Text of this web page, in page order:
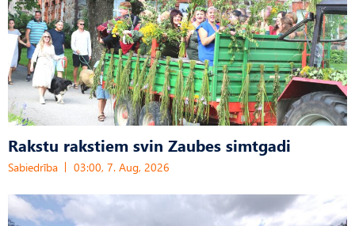
Rakstu rakstiem svin Zaubes simtgadi
Sabiedrība 03:00, 7. Aug, 2026